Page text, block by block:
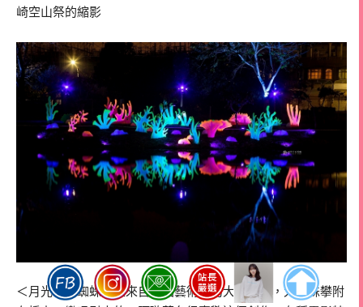
崎空山祭的縮影
＜月光下的蜘蛛＞是來自法國藝術家的大型作品，大蜘蛛攀附